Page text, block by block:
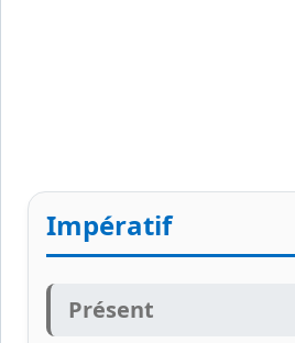
Impératif
Présent